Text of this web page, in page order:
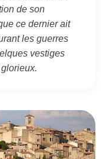
de son
ce dernier ait
les guerres
vestiges